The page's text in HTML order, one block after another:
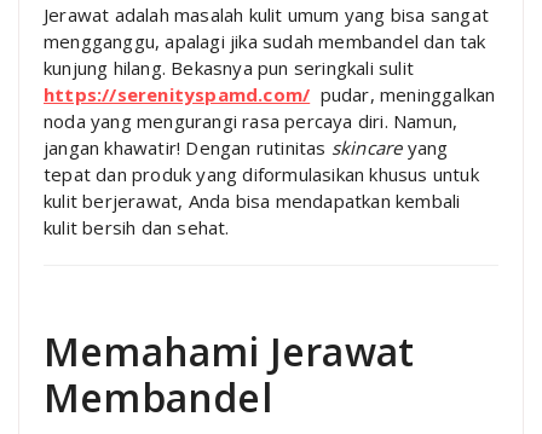
Jerawat adalah masalah kulit umum yang bisa sangat
mengganggu, apalagi jika sudah membandel dan tak
kunjung hilang. Bekasnya pun seringkali sulit
https://serenityspamd.com/ pudar, meninggalkan
noda yang mengurangi rasa percaya diri. Namun,
jangan khawatir! Dengan rutinitas skincareyang
tepat dan produk yang diformulasikan khusus untuk
kulit berjerawat, Anda bisa mendapatkan kembali
kulit bersih dan sehat.
Memahami Jerawat
Membandel